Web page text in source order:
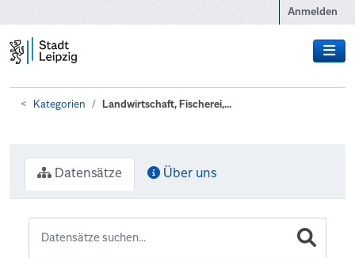
Anmelden
Kategorien Landwirtschaft, Fischerei,...
Datensätze Über uns